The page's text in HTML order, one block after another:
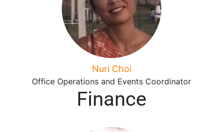
Nuri Choi
Office Operations and Events Coordinator
Finance